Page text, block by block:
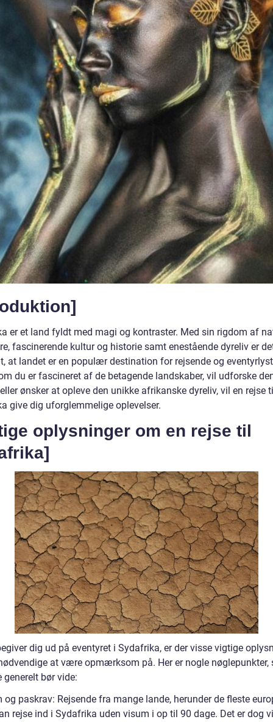
er et land fyldt med magi og kontraster. Med sin rigdom af
fascinerende kultur og historie samt enestående dyreliv er
at landet er en populær destination for rejsende og
du er fascineret af de betagende landskaber, vil udforske
ønsker at opleve den unikke afrikanske dyreliv, vil en rejse
give dig uforglemmelige oplevelser.
oplysninger om en rejse til
dig ud på eventyret i Sydafrika, er der visse vigtige
at være opmærksom på. Her er nogle nøglepunkter,
generelt bør vide:
og paskrav: Rejsende fra mange lande, herunder de fleste
rejse ind i Sydafrika uden visum i op til 90 dage. Det er dog